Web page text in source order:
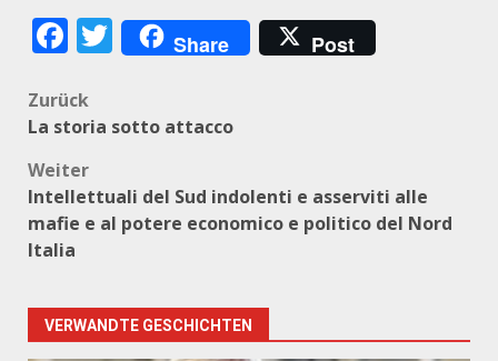
Facebook
Twitter
Share Post
Beitragsnavigation
Zurück
La storia sotto attacco
Weiter
Intellettuali del Sud indolenti e asserviti alle
mafie e al potere economico e politico del Nord
Italia
VERWANDTE GESCHICHTEN